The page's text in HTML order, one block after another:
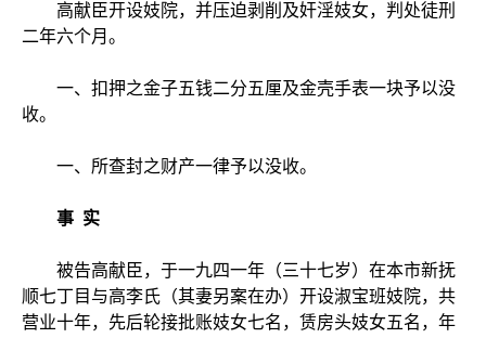
高献臣开设妓院，并压迫剥削及奸淫妓女，判处徒刑
二年六个月。
一、扣押之金子五钱二分五厘及金壳手表一块予以没
收。
一、所查封之财产一律予以没收。
事 实
被告高献臣，于一九四一年（三十七岁）在本市新抚
顺七丁目与高李氏（其妻另案在办）开设淑宝班妓院，共
营业十年，先后轮接批账妓女七名，赁房头妓女五名，年